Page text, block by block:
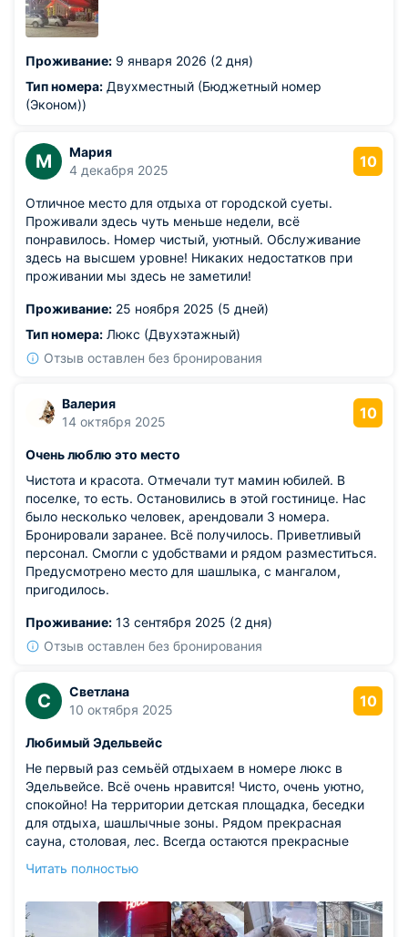
Проживание: 9 января 2026 (2 дня)
Тип номера: Двухместный (Бюджетный номер
(Эконом))
М
Мария
4 декабря 2025
10
Отличное место для отдыха от городской суеты.
Проживали здесь чуть меньше недели, всё
понравилось. Номер чистый, уютный. Обслуживание
здесь на высшем уровне! Никаких недостатков при
проживании мы здесь не заметили!
Проживание: 25 ноября 2025 (5 дней)
Тип номера: Люкс (Двухэтажный)
Отзыв оставлен без бронирования
Валерия
14 октября 2025
10
Очень люблю это место
Чистота и красота. Отмечали тут мамин юбилей. В
поселке, то есть. Остановились в этой гостинице. Нас
было несколько человек, арендовали 3 номера.
Бронировали заранее. Всё получилось. Приветливый
персонал. Смогли с удобствами и рядом разместиться.
Предусмотрено место для шашлыка, с мангалом,
пригодилось.
Проживание: 13 сентября 2025 (2 дня)
Отзыв оставлен без бронирования
С
Светлана
10 октября 2025
10
Любимый Эдельвейс
Не первый раз семьёй отдыхаем в номере люкс в
Эдельвейсе. Всё очень нравится! Чисто, очень уютно,
спокойно! На территории детская площадка, беседки
для отдыха, шашлычные зоны. Рядом прекрасная
сауна, столовая, лес. Всегда остаются прекрасные
Эдельвейс
Читать полностью